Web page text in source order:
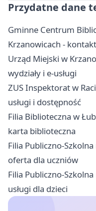
Przydatne dane
Gminne Centrum
Krzanowicach -
Urząd Miejski w
wydziały i e-usługi
ZUS Inspektorat w
usługi i dostępność
Filia Biblioteczna w
karta biblioteczna
Filia Publiczno-
oferta dla uczniów
Filia Publiczno-
usługi dla dzieci